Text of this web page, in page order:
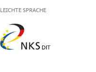
LEICHTE SPRACHE